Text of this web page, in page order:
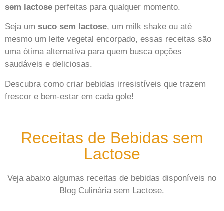
sem lactose perfeitas para qualquer momento.
Seja um suco sem lactose, um milk shake ou até
mesmo um leite vegetal encorpado, essas receitas são
uma ótima alternativa para quem busca opções
saudáveis e deliciosas.
Descubra como criar bebidas irresistíveis que trazem
frescor e bem-estar em cada gole!
Receitas de Bebidas sem
Lactose
Veja abaixo algumas receitas de bebidas disponíveis no
Blog Culinária sem Lactose.